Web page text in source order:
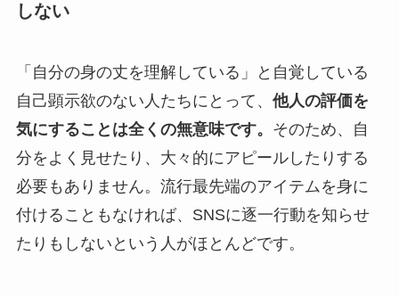
しない
「自分の身の丈を理解している」と自覚している
自己顕示欲のない人たちにとって、 他人の評価を
気にすることは全くの無意味です。 そのため、自
分をよく見せたり、大々的にアピールしたりする
必要もありません。流行最先端のアイテムを身に
付けることもなければ、SNSに逐一行動を知らせ
たりもしないという人がほとんどです。